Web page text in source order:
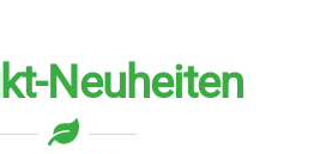
Neuheiten